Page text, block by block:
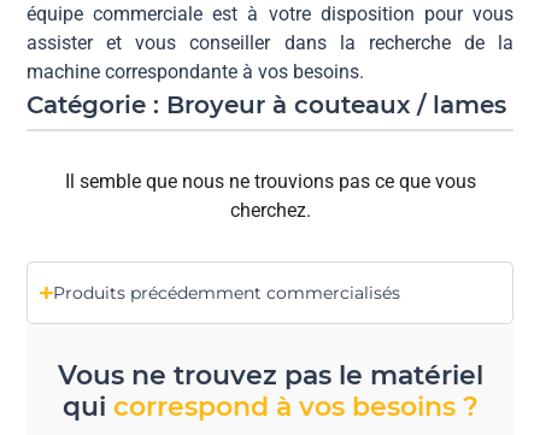
équipe commerciale est à votre disposition pour vous
assister et vous conseiller dans la recherche de la
machine correspondante à vos besoins.
Catégorie : Broyeur à couteaux / lames
Il semble que nous ne trouvions pas ce que vous
cherchez.
Produits précédemment commercialisés
Vous ne trouvez pas le matériel
qui correspond à vos besoins ?